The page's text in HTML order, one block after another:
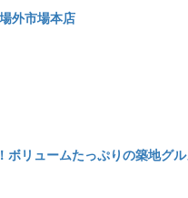
外市場本店
ボリュームたっぷりの築地グル